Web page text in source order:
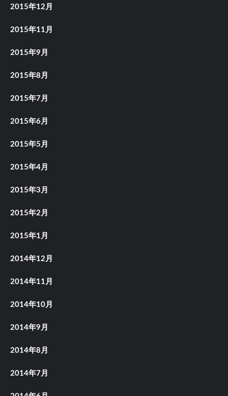
2015年12月
2015年11月
2015年9月
2015年8月
2015年7月
2015年6月
2015年5月
2015年4月
2015年3月
2015年2月
2015年1月
2014年12月
2014年11月
2014年10月
2014年9月
2014年8月
2014年7月